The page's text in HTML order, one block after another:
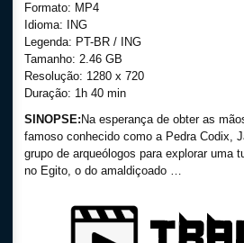
Formato: MP4
Idioma: ING
Legenda: PT-BR / ING
Tamanho: 2.46 GB
Resolução: 1280 x 720
Duração: 1h 40 min
SINOPSE: Na esperança de obter as
famoso conhecido como a Pedra Codix,
grupo de arqueólogos para explorar uma
no Egito, o do amaldiçoado …